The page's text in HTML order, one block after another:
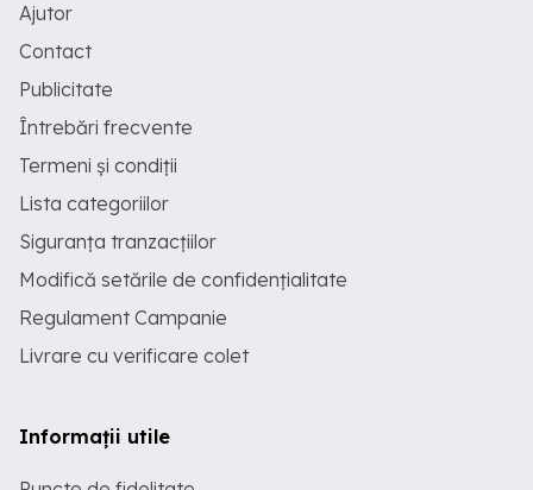
Ajutor
Contact
Publicitate
Întrebări frecvente
Termeni și condiții
Lista categoriilor
Siguranța tranzacțiilor
Modifică setările de confidențialitate
Regulament Campanie
Livrare cu verificare colet
Informații utile